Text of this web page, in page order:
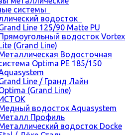
системы
водосток
Line 125/90 Matte PU
водосток Vortex
(Grand Line)
Водосточная
Optima PE 185/150
Line / Гранд Лайн
(Grand Line)
водосток Aquasystem
Профиль
водосток Docke